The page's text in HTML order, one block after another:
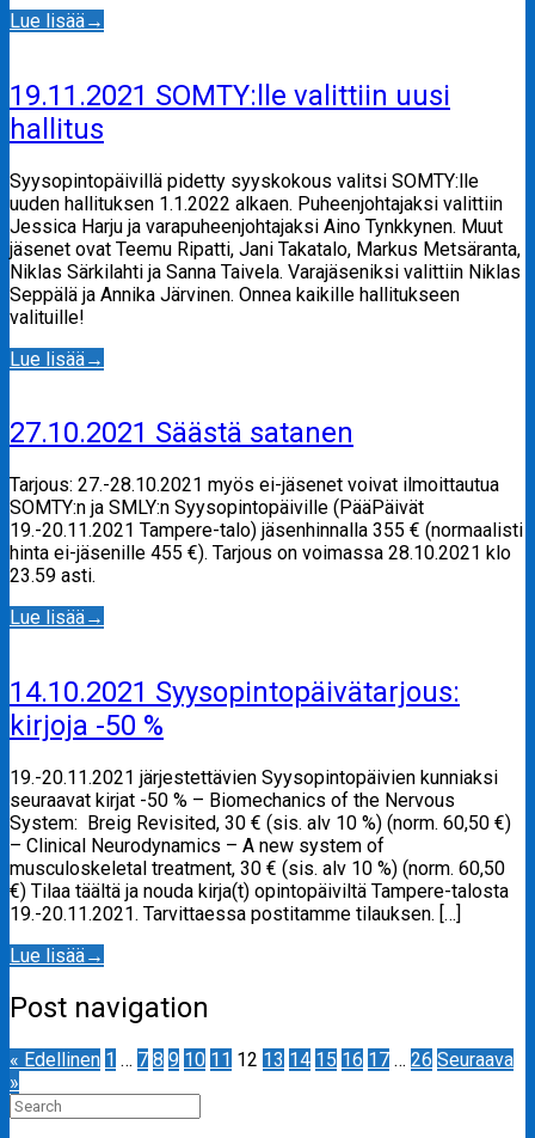
Lue lisää→
19.11.2021 SOMTY:lle valittiin uusi
hallitus
Syysopintopäivillä pidetty syyskokous valitsi SOMTY:lle
uuden hallituksen 1.1.2022 alkaen. Puheenjohtajaksi valittiin
Jessica Harju ja varapuheenjohtajaksi Aino Tynkkynen. Muut
jäsenet ovat Teemu Ripatti, Jani Takatalo, Markus Metsäranta,
Niklas Särkilahti ja Sanna Taivela. Varajäseniksi valittiin Niklas
Seppälä ja Annika Järvinen. Onnea kaikille hallitukseen
valituille!
Lue lisää→
27.10.2021 Säästä satanen
Tarjous: 27.-28.10.2021 myös ei-jäsenet voivat ilmoittautua
SOMTY:n ja SMLY:n Syysopintopäiville (PääPäivät
19.-20.11.2021 Tampere-talo) jäsenhinnalla 355 € (normaalisti
hinta ei-jäsenille 455 €). Tarjous on voimassa 28.10.2021 klo
23.59 asti.
Lue lisää→
14.10.2021 Syysopintopäivätarjous:
kirjoja -50 %
19.-20.11.2021 järjestettävien Syysopintopäivien kunniaksi
seuraavat kirjat -50 % – Biomechanics of the Nervous
System: Breig Revisited, 30 € (sis. alv 10 %) (norm. 60,50 €)
– Clinical Neurodynamics – A new system of
musculoskeletal treatment, 30 € (sis. alv 10 %) (norm. 60,50
€) Tilaa täältä ja nouda kirja(t) opintopäiviltä Tampere-talosta
19.-20.11.2021. Tarvittaessa postitamme tilauksen. […]
Lue lisää→
Post navigation
« Edellinen 1 … 7 8 9 10 11 12 13 14 15 16 17 … 26 Seuraava
»
Search
for: